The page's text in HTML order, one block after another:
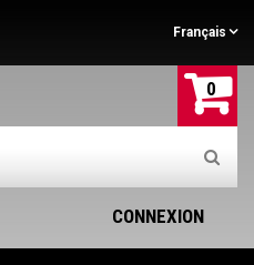
Français
0
CONNEXION